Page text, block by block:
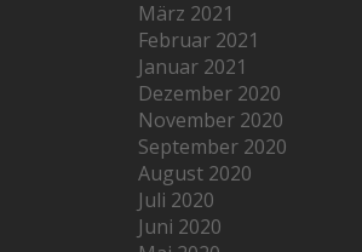
März 2021
Februar 2021
Januar 2021
Dezember 2020
November 2020
September 2020
August 2020
Juli 2020
Juni 2020